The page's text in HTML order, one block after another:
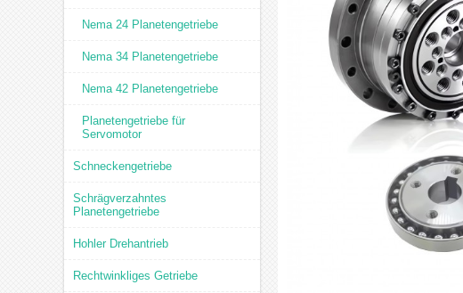
Nema 24 Planetengetriebe
Nema 34 Planetengetriebe
Nema 42 Planetengetriebe
Planetengetriebe für
Servomotor
Schneckengetriebe
Schrägverzahntes
Planetengetriebe
Hohler Drehantrieb
Rechtwinkliges Getriebe